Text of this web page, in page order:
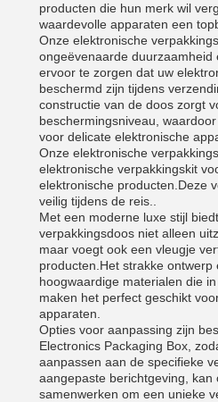
producten die hun merk wil
waardevolle apparaten een
Onze elektronische
ongeëvenaarde duurzaamheid
ervoor te zorgen dat uw
beschermd zijn tijdens
constructie van de doos zorgt
beschermingsniveau,
voor delicate elektronische
Onze elektronische
elektronische verpakkingskit
elektronische producten.Deze
veilig tijdens de reis..
Met een moderne luxe stijl
verpakkingsdoos niet alleen
maar voegt ook een vleugje
producten.Het strakke ontwerp
hoogwaardige materialen die
maken het perfect geschikt
apparaten.
Opties voor aanpassing zijn
Electronics Packaging Box,
aanpassen aan de specifieke
aangepaste berichtgeving, kan
samenwerken om een unieke